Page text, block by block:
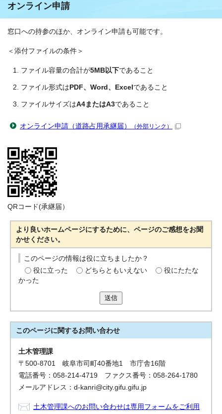
オンライン申請
窓口への持参のほか、オンライン申請も可能です。
＜添付ファイルの条件＞
ファイル容量の合計が5MB以下であること
ファイル形式はPDF、Word、Excelであること
ファイルサイズはA4またはA3であること
オンライン申請（道路占用承継届） （外部リンク）
QRコード(承継届）
より良いホームページにするために、ページのご感想をお聞
かせください。
このページの情報は役に立ちましたか？
役に立った
どちらともいえない
役にたたな
かった
送信
このページに関するお問い合わせ
土木管理課
〒500-8701 岐阜市司町40番地1 市庁舎16階
電話番号：058-214-4719 ファクス番号：058-264-1780
メールアドレス：d-kanri@city.gifu.gifu.jp
土木管理課へのお問い合わせは専用フォームをご利用